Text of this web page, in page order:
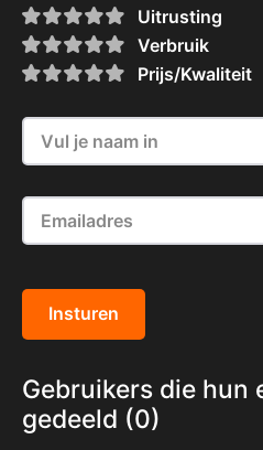
Uitrusting
Verbruik
Prijs/Kwaliteit
Insturen
Gebruikers die hun
gedeeld (0)